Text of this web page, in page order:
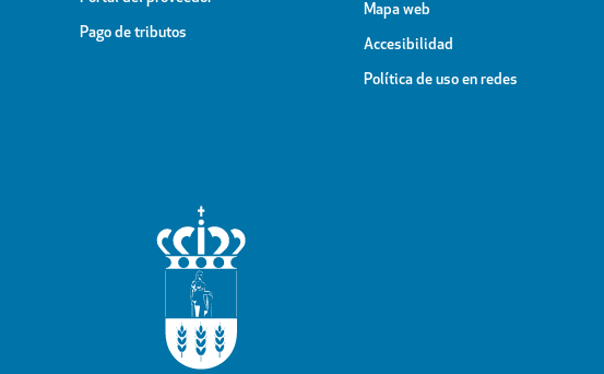
Pago de tributos
Mapa web
Accesibilidad
Política de uso en redes